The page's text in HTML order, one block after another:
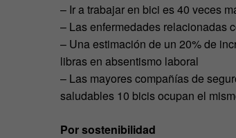
– Ir a trabajar en bici es 40 veces
– Las enfermedades relacionadas
– Una estimación de un 20% de
libras en absentismo laboral
– Las mayores compañías de
saludables 10 bicis ocupan el
Por sostenibilidad